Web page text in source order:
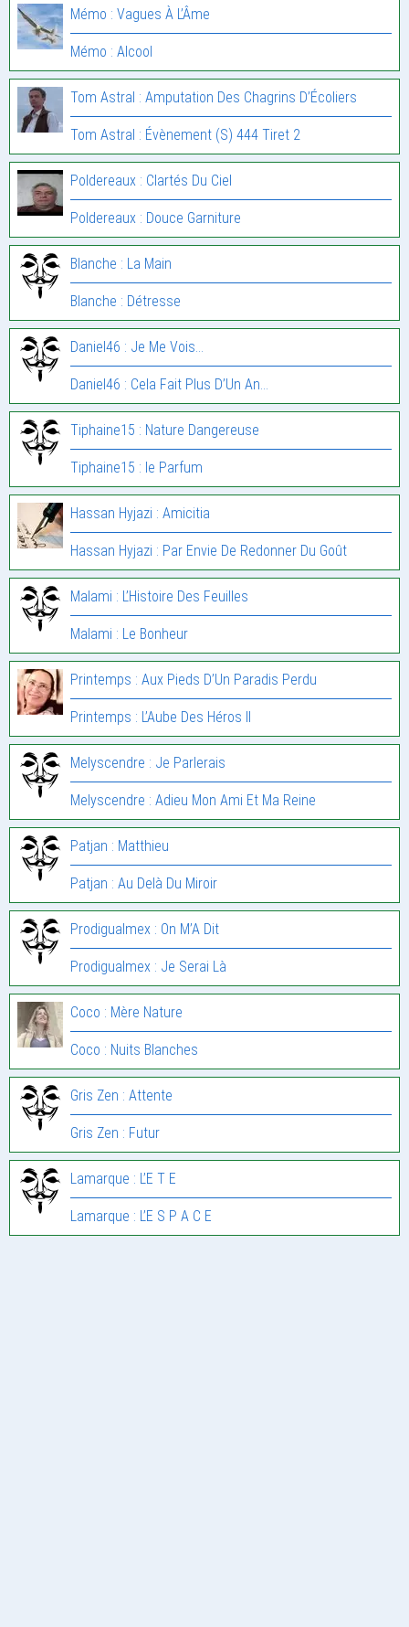
Mémo : Vagues À L’Âme
Mémo : Alcool
Tom Astral : Amputation Des Chagrins D’Écoliers
Tom Astral : Évènement (S) 444 Tiret 2
Poldereaux : Clartés Du Ciel
Poldereaux : Douce Garniture
Blanche : La Main
Blanche : Détresse
Daniel46 : Je Me Vois…
Daniel46 : Cela Fait Plus D’Un An…
Tiphaine15 : Nature Dangereuse
Tiphaine15 : le Parfum
Hassan Hyjazi : Amicitia
Hassan Hyjazi : Par Envie De Redonner Du Goût
Malami : L’Histoire Des Feuilles
Malami : Le Bonheur
Printemps : Aux Pieds D’Un Paradis Perdu
Printemps : L’Aube Des Héros II
Melyscendre : Je Parlerais
Melyscendre : Adieu Mon Ami Et Ma Reine
Patjan : Matthieu
Patjan : Au Delà Du Miroir
Prodigualmex : On M’A Dit
Prodigualmex : Je Serai Là
Coco : Mère Nature
Coco : Nuits Blanches
Gris Zen : Attente
Gris Zen : Futur
Lamarque : L’E T E
Lamarque : L’E S P A C E